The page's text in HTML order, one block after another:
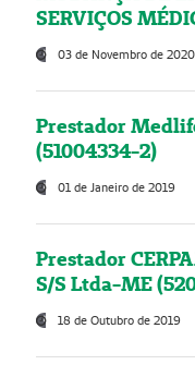
SERVIÇOS
03 de Novembro de 2020
Prestador
(51004334-2)
01 de Janeiro de 2019
Prestador
S/S Ltda-ME
18 de Outubro de 2019